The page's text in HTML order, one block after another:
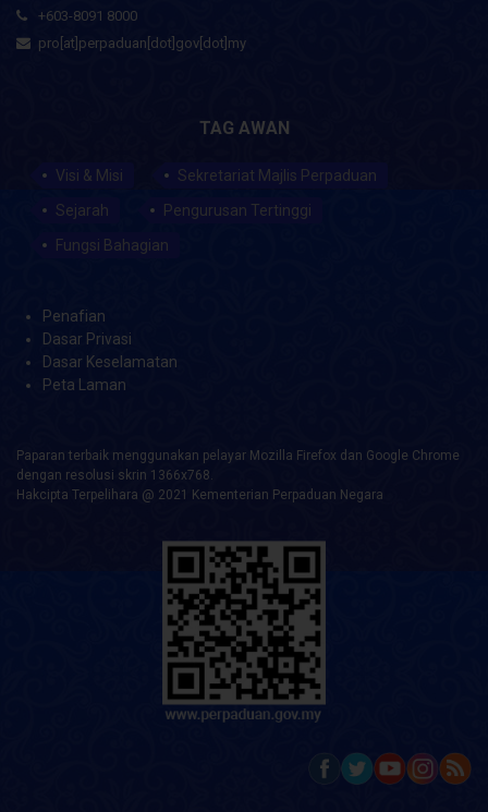
+603-8091 8000
pro[at]perpaduan[dot]gov[dot]my
TAG AWAN
Visi & Misi
Sekretariat Majlis Perpaduan
Sejarah
Pengurusan Tertinggi
Fungsi Bahagian
Penafian
Dasar Privasi
Dasar Keselamatan
Peta Laman
Paparan terbaik menggunakan pelayar Mozilla Firefox dan Google Chrome
dengan resolusi skrin 1366x768.
Hakcipta Terpelihara @ 2021 Kementerian Perpaduan Negara